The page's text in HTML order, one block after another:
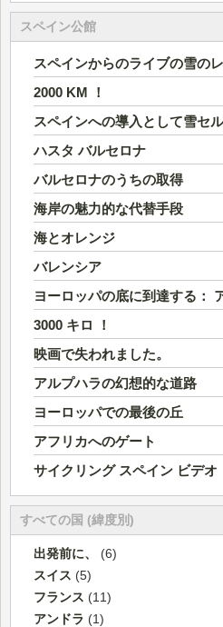
スペイン公館
スペインからのライブの雪の
2000 KM ！
スペインへの導入として雪セ
ハスタ バルセロナ
バルセロナのうちの取得
海岸の魅力的な代替手段
海とオレンジ
バレンシア
ヨーロッパの底に到達する：
3000 キロ ！
映画で失われました。
アルプハラの幻想的な道路
ヨーロッパでの最後の丘
アフリカへのゲート
サイクリング スペイン ビデオ
すべての国 (緯度別)
出発前に、
(6)
スイス (5)
フランス (11)
アンドラ (1)